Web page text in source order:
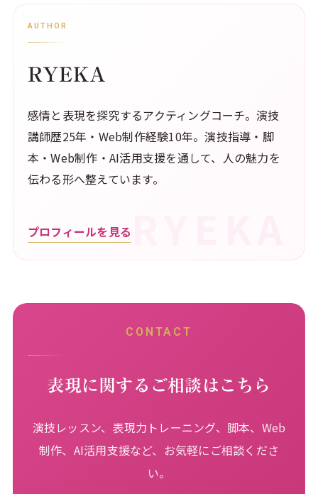
AUTHOR
RYEKA
感情と表現を探究するアクティングコーチ。演技
講師歴25年・Web制作経験10年。演技指導・脚
本・Web制作・AI活用支援を通して、人の魅力を
伝わる形へ整えています。
プロフィールを見る
CONTACT
表現に関するご相談はこちら
演技レッスン、表現力トレーニング、脚本、Web
制作、AI活用支援など、お気軽にご相談くださ
い。